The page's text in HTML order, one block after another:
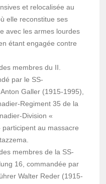
et relocalisée au
elle reconstitue ses
avec les armes lourdes
étant engagée contre
membres du II.
par le SS-
Galler (1915-1995),
Regiment 35 de la
Division «
participent au massacre
membres de la SS-
16, commandée par
Walter Reder (1915-